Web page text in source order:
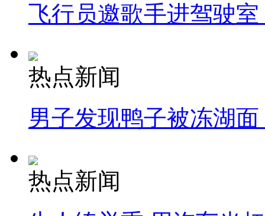
飞行员邀歌手进驾驶
热点新闻
男子发现鸭子被冻湖
热点新闻